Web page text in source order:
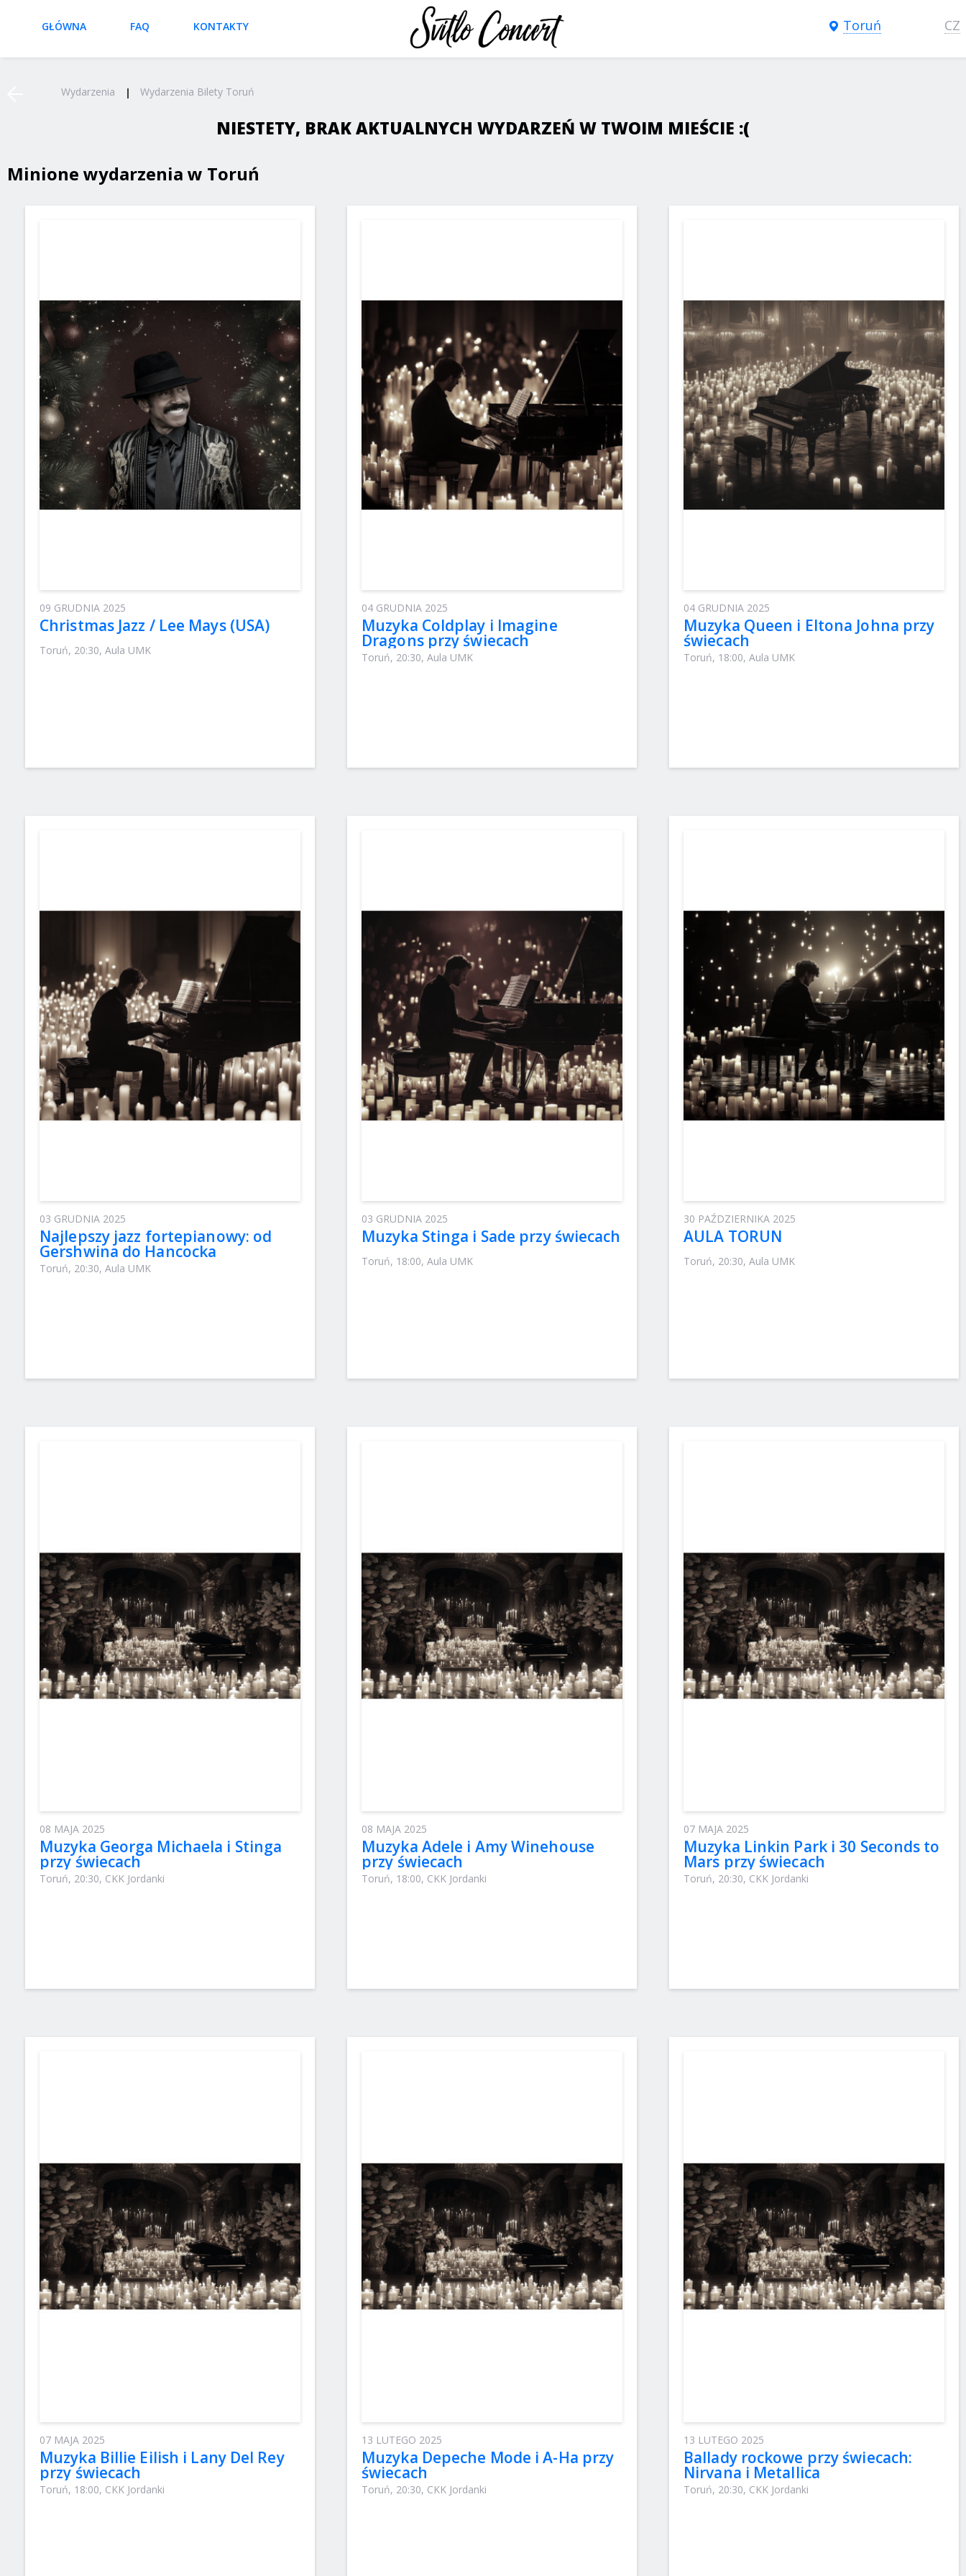
GŁÓWNA FAQ KONTAKTY Toruń CZ
Wydarzenia Wydarzenia Bilety Toruń
NIESTETY, BRAK AKTUALNYCH WYDARZEŃ W TWOIM MIEŚCIE :(
Minione wydarzenia w Toruń
09 GRUDNIA 2025
Christmas Jazz / Lee Mays (USA)
Toruń, 20:30, Aula UMK
04 GRUDNIA 2025
Muzyka Coldplay i Imagine
Dragons przy świecach
Toruń, 20:30, Aula UMK
04 GRUDNIA 2025
Muzyka Queen i Eltona Johna przy
świecach
Toruń, 18:00, Aula UMK
03 GRUDNIA 2025
Najlepszy jazz fortepianowy: od
Gershwina do Hancocka
Toruń, 20:30, Aula UMK
03 GRUDNIA 2025
Muzyka Stinga i Sade przy świecach
Toruń, 18:00, Aula UMK
30 PAŹDZIERNIKA 2025
AULA TORUN
Toruń, 20:30, Aula UMK
08 MAJA 2025
Muzyka Georga Michaela i Stinga
przy świecach
Toruń, 20:30, CKK Jordanki
08 MAJA 2025
Muzyka Adele i Amy Winehouse
przy świecach
Toruń, 18:00, CKK Jordanki
07 MAJA 2025
Muzyka Linkin Park i 30 Seconds to
Mars przy świecach
Toruń, 20:30, CKK Jordanki
07 MAJA 2025
Muzyka Billie Eilish i Lany Del Rey
przy świecach
Toruń, 18:00, CKK Jordanki
13 LUTEGO 2025
Muzyka Depeche Mode і A-Ha przy
świecach
Toruń, 20:30, CKK Jordanki
13 LUTEGO 2025
Ballady rockowe przy świecach:
Nirvana i Metallica
Toruń, 20:30, CKK Jordanki